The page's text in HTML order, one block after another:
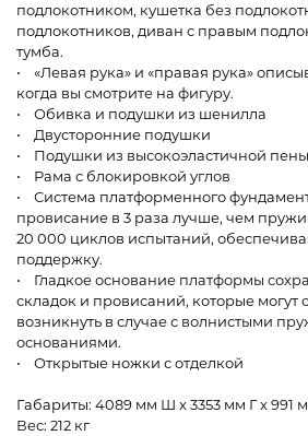
подлокотником, кушетка без
подлокотников, диван с правым
тумба.
• «Левая рука» и «правая рука»
когда вы смотрите на фигуру.
• Обивка и подушки из шенилла
• Двусторонние подушки
• Подушки из высокоэластичной пены
• Рама с блокировкой углов
• Система платформенного
провисание в 3 раза лучше, чем
20 000 циклов испытаний,
поддержку.
• Гладкое основание платформы
складок и провисаний, которые могут
возникнуть в случае с волнистыми
основаниями.
• Открытые ножки с отделкой
Габариты: 4089 мм Ш x 3353 мм Г x 991
Вес: 212 кг